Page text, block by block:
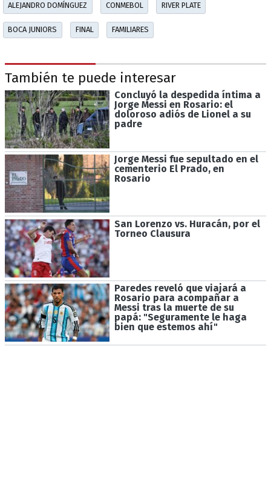
ALEJANDRO DOMÍNGUEZ CONMEBOL RIVER PLATE
BOCA JUNIORS FINAL FAMILIARES
También te puede interesar
Concluyó la despedida íntima a
Jorge Messi en Rosario: el
doloroso adiós de Lionel a su
padre
Jorge Messi fue sepultado en el
cementerio El Prado, en
Rosario
San Lorenzo vs. Huracán, por el
Torneo Clausura
Paredes reveló que viajará a
Rosario para acompañar a
Messi tras la muerte de su
papá: "Seguramente le haga
bien que estemos ahí"